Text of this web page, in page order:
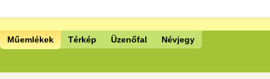
Műemlékek Térkép Üzenőfal Névjegy